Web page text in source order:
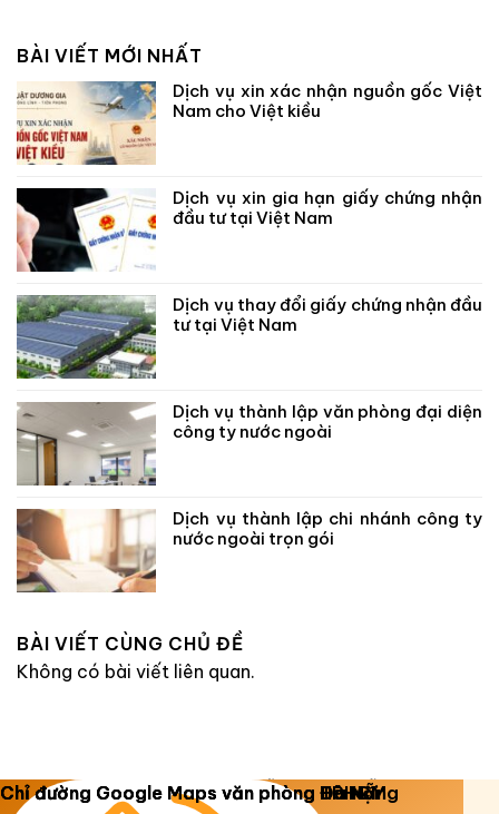
BÀI VIẾT MỚI NHẤT
Dịch vụ xin xác nhận nguồn gốc Việt
Nam cho Việt kiều
Dịch vụ xin gia hạn giấy chứng nhận
đầu tư tại Việt Nam
Dịch vụ thay đổi giấy chứng nhận đầu
tư tại Việt Nam
Dịch vụ thành lập văn phòng đại diện
công ty nước ngoài
Dịch vụ thành lập chi nhánh công ty
nước ngoài trọn gói
BÀI VIẾT CÙNG CHỦ ĐỀ
Không có bài viết liên quan.
Copyright 2026 © Luật Dương Gia